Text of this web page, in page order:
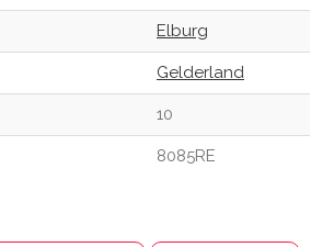
Elburg
Gelderland
10
8085RE